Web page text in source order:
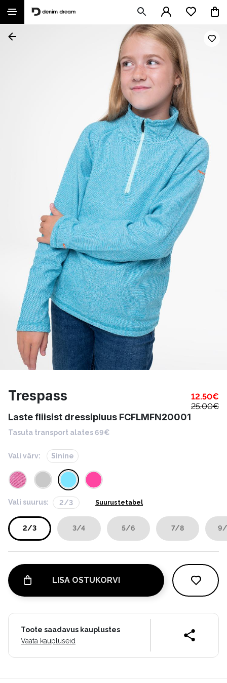
Trespass 12.50€
25.00€
Laste fliisist dressipluus FCFLMFN20001
Tasuta transport alates 69€
Vali värv: Sinine
Vali suurus: 2/3 Suurustetabel
2/3 3/4 5/6 7/8 9/
LISA OSTUKORVI
Toote saadavus kauplustes
Vaata kaupluseid